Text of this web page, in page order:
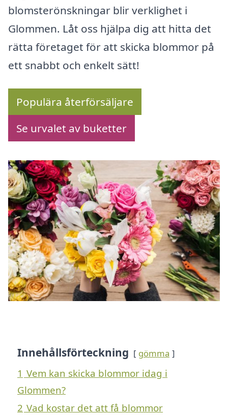
blomsterönskningar blir verklighet i
Glommen. Låt oss hjälpa dig att hitta det
rätta företaget för att skicka blommor på
ett snabbt och enkelt sätt!
Populära återförsäljare
Se urvalet av buketter
Innehållsförteckning gömma
1 Vem kan skicka blommor idag i
Glommen?
2 Vad kostar det att få blommor